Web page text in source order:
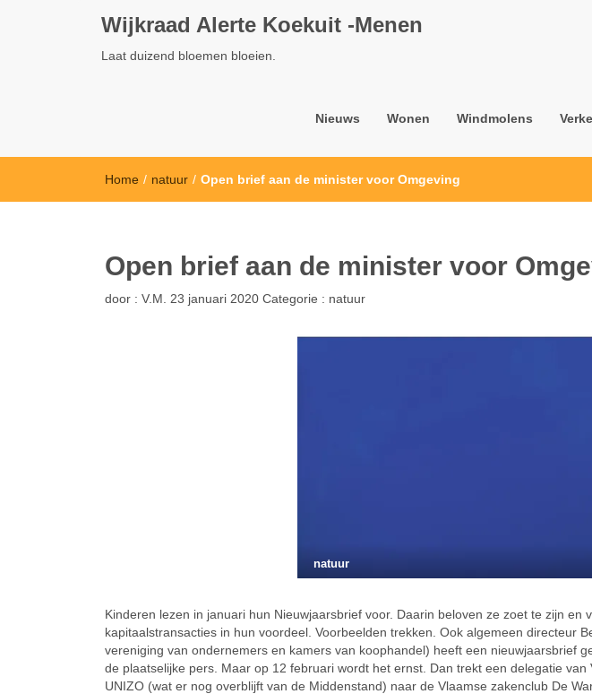
Wijkraad Alerte Koekuit -Menen
Laat duizend bloemen bloeien.
Nieuws Wonen Windmolens
Home / natuur / Open brief aan de minister voor Omgeving
Open brief aan de minister voor
door : V.M. 23 januari 2020 Categorie : natuur
natuur
Kinderen lezen in januari hun Nieuwjaarsbrief voor. Daarin beloven ze zoet te zijn en
kapitaalstransacties in hun voordeel. Voorbeelden trekken. Ook algemeen directeur
vereniging van ondernemers en kamers van koophandel) heeft een nieuwjaarsbrief
de plaatselijke pers. Maar op 12 februari wordt het ernst. Dan trekt een delegatie van
UNIZO (wat er nog overblijft van de Middenstand) naar de Vlaamse zakenclub De